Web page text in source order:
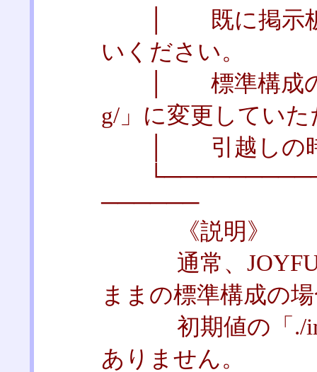
│ 既に掲示板を
いください。
│ 標準構成の場
g/」に変更してい
│ 引越しの時
──────
《説明》
通常、
ままの標準構成の
初期値の「./
ありません。